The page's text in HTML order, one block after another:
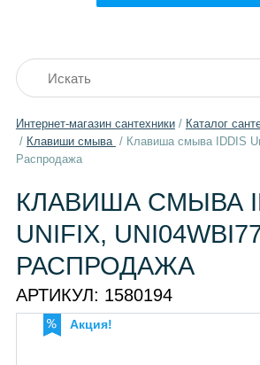
Интернет-магазин сантехники/ Каталог
/ Клавиши смыва / Клавиша смыва IDDIS
Распродажа
КЛАВИША СМЫВА
UNIFIX,
РАСПРОДАЖА
АРТИКУЛ: 1580194
Акция!